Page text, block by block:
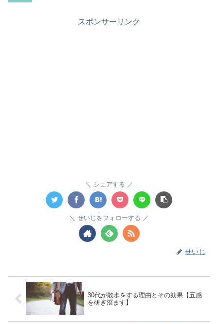
スポンサーリンク
シェアする
せいじをフォローする
せいじ
30代が散歩をする理由とその効果【五感
を研ぎ澄ます】